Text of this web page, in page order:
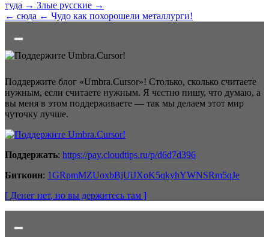
туда → Злые русские →
← сюда ← Чудо как похорошели металлурги!
Поддержите блог «Umbra.Cursor»! Столько, сколько считаете
нужным, если считаете нужным. Я честно пишу, что думаю, а
вы меня в этом поддерживаете — так мы делаем этот мир
чуточку лучше.
Поддержать: https://pay.cloudtips.ru/p/d6d7d396
Биткоин: 1GRpmMZUoxbBjUiJXoK5qkyhYWNSRm5qJe
[ Денег нет, но вы держитесь там ]